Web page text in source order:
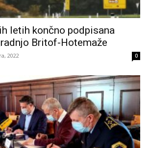
letih končno podpisana
Britof-Hotemaže
2022 0